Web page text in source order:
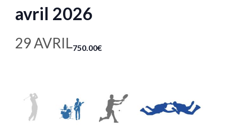
avril 2026
29 AVRIL750.00€